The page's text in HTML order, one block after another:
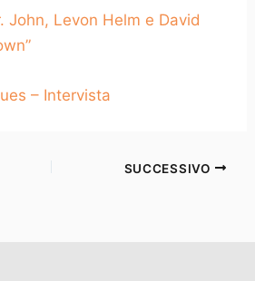
John, Levon Helm e David
– Intervista
SUCCESSIVO